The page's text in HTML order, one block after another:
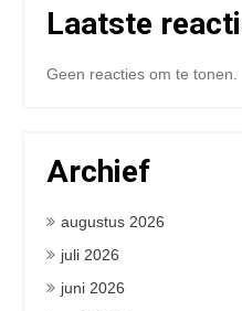
Laatste
Geen reacties om te tonen.
Archief
augustus 2026
juli 2026
juni 2026